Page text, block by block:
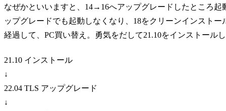
なぜかといいますと、14→16へアップグレードしたところ
ップグレードでも起動しなくなり、18をクリーンインスト
経過して、PC買い替え。勇気をだして21.10をインストール
21.10 インストール
↓
22.04 TLS アップグレード
↓